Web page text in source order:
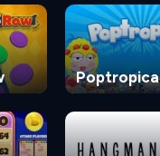
Poptropica